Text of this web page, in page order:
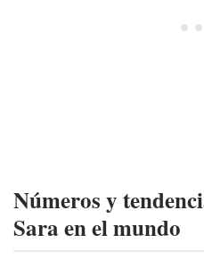
Números y
Sara en el mundo